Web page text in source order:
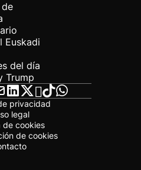
Euskadi
del día
Trump
privacidad
legal
de cookies
de cookies